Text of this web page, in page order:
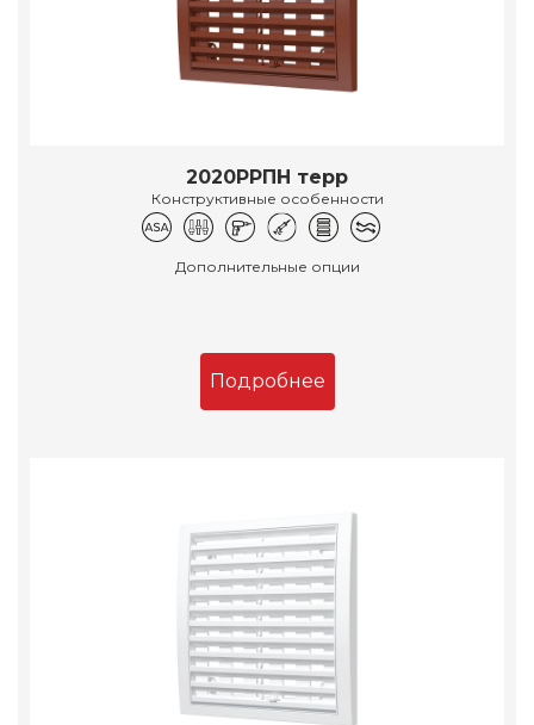
2020РРПН терр
Конструктивные особенности
Дополнительные опции
Подробнее